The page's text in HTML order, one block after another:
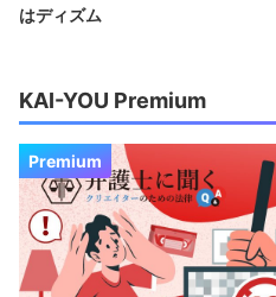
はディズム
KAI-YOU Premium
Premium